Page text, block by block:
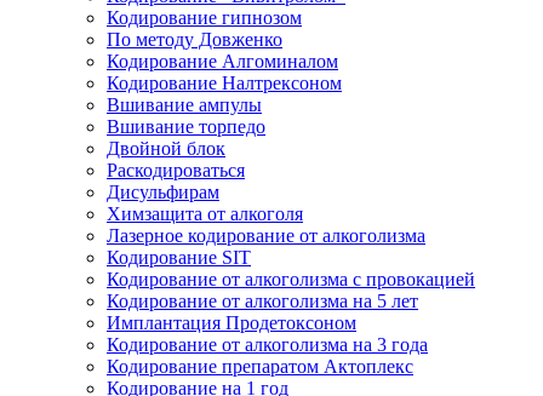
Кодирование гипнозом
По методу Довженко
Кодирование Алгоминалом
Кодирование Налтрексоном
Вшивание ампулы
Вшивание торпедо
Двойной блок
Раскодироваться
Дисульфирам
Химзащита от алкоголя
Лазерное кодирование от алкоголизма
Кодирование SIT
Кодирование от алкоголизма с провокацией
Кодирование от алкоголизма на 5 лет
Имплантация Продетоксоном
Кодирование от алкоголизма на 3 года
Кодирование препаратом Актоплекс
Кодирование на 1 год